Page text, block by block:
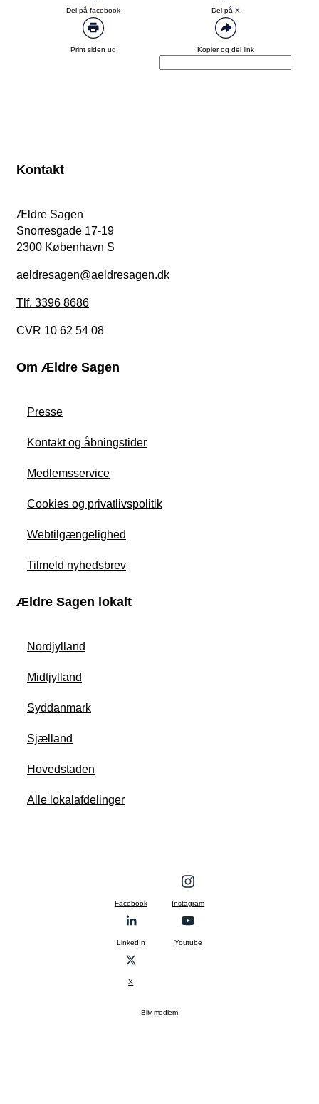
Del på facebook Del på X
Print siden ud Kopier og del link
Kontakt
Ældre Sagen
Snorresgade 17-19
2300 København S
aeldresagen@aeldresagen.dk
Tlf. 3396 8686
CVR 10 62 54 08
Om Ældre Sagen
Presse
Kontakt og åbningstider
Medlemsservice
Cookies og privatlivspolitik
Webtilgængelighed
Tilmeld nyhedsbrev
Ældre Sagen lokalt
Nordjylland
Midtjylland
Syddanmark
Sjælland
Hovedstaden
Alle lokalafdelinger
Facebook Instagram
LinkedIn Youtube
X
Bliv medlem